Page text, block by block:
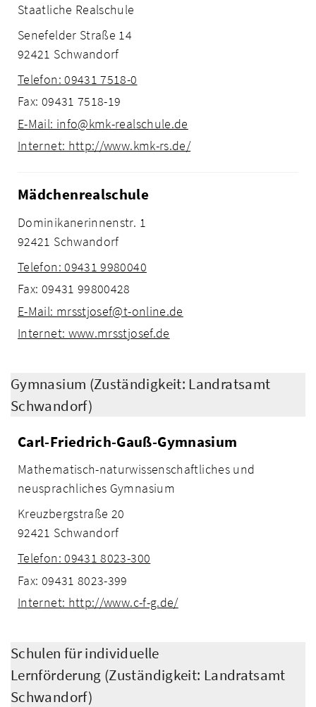
Staatliche Realschule
Senefelder Straße 14
92421 Schwandorf
Telefon: 09431 7518-0
Fax: 09431 7518-19
E-Mail: info@kmk-realschule.de
Internet: http://www.kmk-rs.de/
Mädchenrealschule
Dominikanerinnenstr. 1
92421 Schwandorf
Telefon: 09431 9980040
Fax: 09431 99800428
E-Mail: mrsstjosef@t-online.de
Internet: www.mrsstjosef.de
Gymnasium (Zuständigkeit: Landratsamt
Schwandorf)
Carl-Friedrich-Gauß-Gymnasium
Mathematisch-naturwissenschaftliches und
neusprachliches Gymnasium
Kreuzbergstraße 20
92421 Schwandorf
Telefon: 09431 8023-300
Fax: 09431 8023-399
Internet: http://www.c-f-g.de/
Schulen für individuelle
Lernförderung (Zuständigkeit: Landratsamt
Schwandorf)